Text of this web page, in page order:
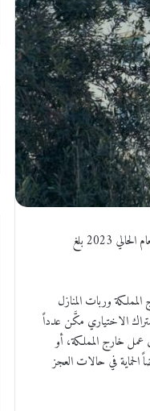
الملف الاخباري : أعلنت المؤسسة العامة للضمان الاجتماعي أن عدد المشتركين اختيارياً خلال الأشهر العشر الأولى من العام الحالي 2023 بلغ
المملكة وربات المنازل
الاختياري مكَّن عدداً
عمل خارج المملكة، أو
في حالات العجز